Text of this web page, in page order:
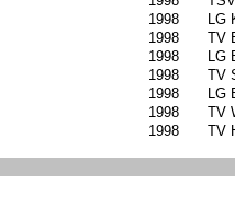
1998
LG
1998
TV
1998
LG
1998
TV
1998
LG
1998
TV
1998 TV